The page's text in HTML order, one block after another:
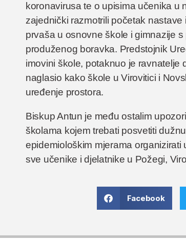
koronavirusa te o upisima učenika u
zajednički razmotrili početak
prvaša u osnovne škole i gimnazije
produženog boravka. Predstojnik
imovini škole, potaknuo je ravnatelje
naglasio kako škole u Virovitici i
uređenje prostora.
Biskup Antun je među ostalim
školama kojem trebati posvetiti
epidemiološkim mjerama
sve učenike i djelatnike u Požegi,
Facebook